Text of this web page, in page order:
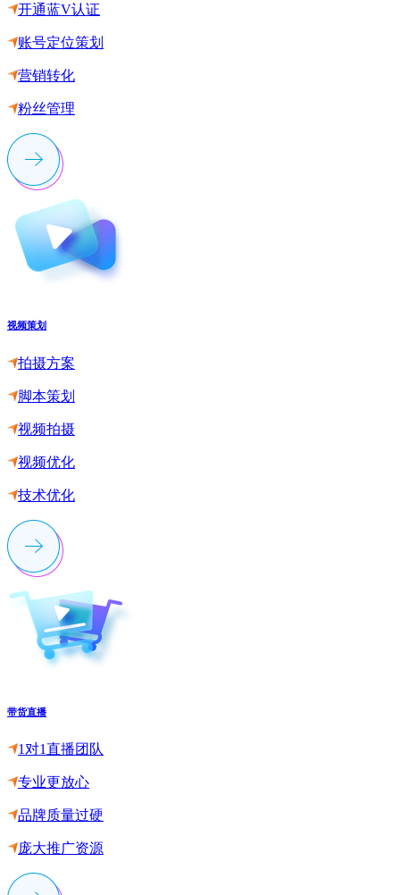
开通蓝V认证
账号定位策划
营销转化
粉丝管理
视频策划
拍摄方案
脚本策划
视频拍摄
视频优化
技术优化
带货直播
1对1直播团队
专业更放心
品牌质量过硬
庞大推广资源